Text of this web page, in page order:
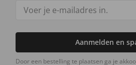
Aanmelden en
Door een bestelling te plaatsen ga je